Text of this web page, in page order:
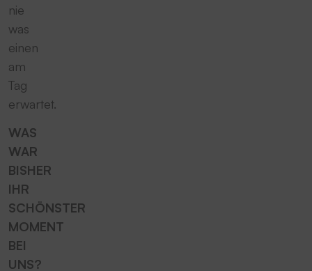
nie
was
einen
am
Tag
erwartet.
WAS
WAR
BISHER
IHR
SCHÖNSTER
MOMENT
BEI
UNS?